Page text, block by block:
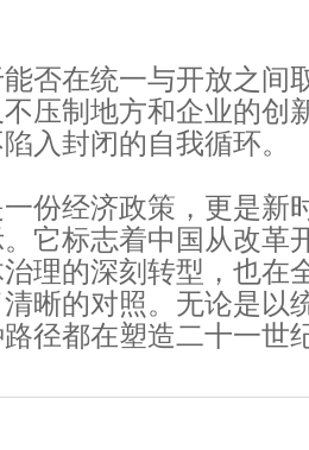
否在统一与开放之间
压制地方和企业的创
入封闭的自我循环。
份经济政策，更是新
它标志着中国从改革
理的深刻转型，也在
晰的对照。无论是以
径都在塑造二十一世